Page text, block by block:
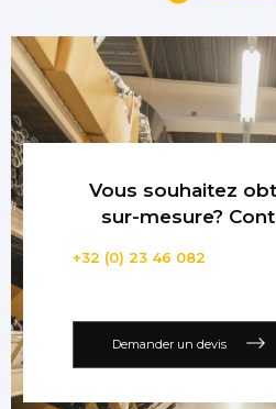
Vous souhaitez
sur-mesure?
+32 (0) 23 46 082
Demander un devis